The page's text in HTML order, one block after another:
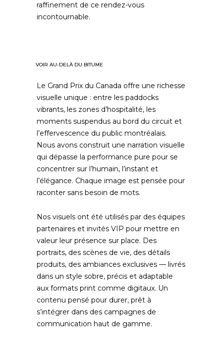
raffinement de ce rendez-vous
incontournable.
VOIR AU-DELÀ DU BITUME
Le Grand Prix du Canada offre une richesse
visuelle unique : entre les paddocks
vibrants, les zones d’hospitalité, les
moments suspendus au bord du circuit et
l’effervescence du public montréalais.
Nous avons construit une narration visuelle
qui dépasse la performance pure pour se
concentrer sur l’humain, l’instant et
l’élégance. Chaque image est pensée pour
raconter sans besoin de mots.
Nos visuels ont été utilisés par des équipes
partenaires et invités VIP pour mettre en
valeur leur présence sur place. Des
portraits, des scènes de vie, des détails
produits, des ambiances exclusives — livrés
dans un style sobre, précis et adaptable
aux formats print comme digitaux. Un
contenu pensé pour durer, prêt à
s’intégrer dans des campagnes de
communication haut de gamme.